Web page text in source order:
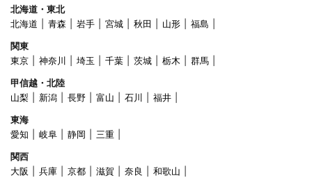
北海道・東北
北海道
青森 岩手 宮城 秋田 山形
福島
関東
東京
神奈川 埼玉 千葉 茨城 栃木
群馬
甲信越・北陸
山梨
新潟 長野 富山 石川
福井
東海
愛知
岐阜 静岡
三重
関西
大阪
兵庫 京都 滋賀 奈良
和歌山